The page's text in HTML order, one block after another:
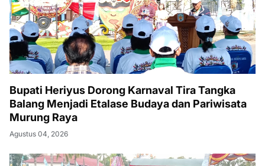
Bupati Heriyus Dorong Karnaval Tira Tangka
Balang Menjadi Etalase Budaya dan Pariwisata
Murung Raya
Agustus 04, 2026